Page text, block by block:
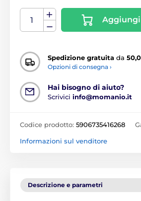
Spedizione gratuita da
Opzioni di consegna ›
Hai bisogno di aiuto?
Scrivici info@momanio.it
Codice prodotto: 5906735416268
Informazioni sul venditore
Descrizione e parametri